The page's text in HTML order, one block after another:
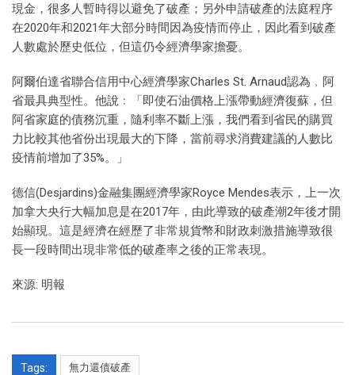
現金，很多人暫時得以避免了破產；另外申請破產的法庭程序
在2020年和2021年大部分時間因為疫情而停止，因此看到破產
人數處於歷史低位，但這仍令經濟學家擔憂。
阿爾伯達省聯合信用中心經濟學家Charles St. Arnaud認為﹐阿
省最具典型性。他說﹕「即使石油價格上漲帶動經濟復蘇，但
阿省家庭的債務沉重，隨利率不斷上漲，我們看到省民的購買
力比較其他省份出現最大的下降，當前尋求消費建議的人數比
疫情前增加了35%。」
德信(Desjardins)金融集團經濟學家Royce Mendes表示，上一次
加拿大央行大幅加息是在2017年，由此導致的破產潮2年後才開
始顯現。這是經濟在經歷了非常規貨幣和財政刺激措施導致很
長一段時間出現非常低的破產率之後的正常表現。
來源: 明報
Tags: 無力還債破產